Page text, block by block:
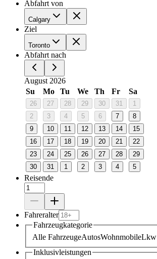
Abfahrt von
Calgary
Ziel
Toronto
Abfahrt nach
August 2026
Su
Mo Tu We Th Fr Sa
26 27 28 29 30 31
1
2
3 4 5 6 7
8
9
10 11 12 13 14
15
16
17 18 19 20 21
22
23
24 25 26 27 28
29
30
31 1 2 3 4 5
Reisende
Fahreralter
Fahrzeugkategorie
Alle FahrzeugeAutosWohnmobileLkw
Inklusivleistungen